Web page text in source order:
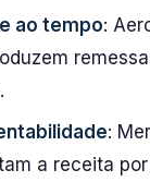
ao tempo:
:
a receita